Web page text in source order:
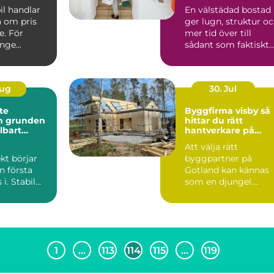
handlar
om pris
För
En välstädad bostad
ger lugn, struktur
mer tid över till
sådant som faktiskt
börjar
första
i. Stabil
30. Jul
Byggfirma visby så
hittar du rätt
hantverkare på
Att välja rätt
byggpartner på
Gotland kan kännas
som en djungel.
Visby står inför s...
1 … 113 114 115 … 119